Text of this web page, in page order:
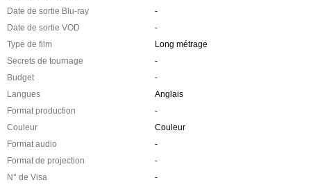
Date de sortie Blu-ray
-
Date de sortie VOD
-
Type de film
Long métrage
Secrets de tournage
-
Budget
-
Langues
Anglais
Format production
-
Couleur
Couleur
Format audio
-
Format de projection
-
N° de Visa
-